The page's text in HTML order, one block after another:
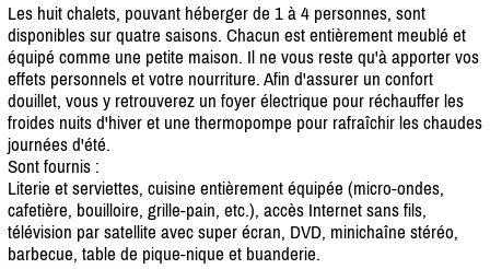
Les huit chalets, pouvant héberger de 1 à 4 personnes, sont
disponibles sur quatre saisons. Chacun est entièrement meublé et
équipé comme une petite maison. Il ne vous reste qu'à apporter vos
effets personnels et votre nourriture. Afin d'assurer un confort
douillet, vous y retrouverez un foyer électrique pour réchauffer les
froides nuits d'hiver et une thermopompe pour rafraîchir les chaudes
journées d'été.
Sont fournis :
Literie et serviettes, cuisine entièrement équipée (micro-ondes,
cafetière, bouilloire, grille-pain, etc.), accès Internet sans fils,
télévision par satellite avec super écran, DVD, minichaîne stéréo,
barbecue, table de pique-nique et buanderie.